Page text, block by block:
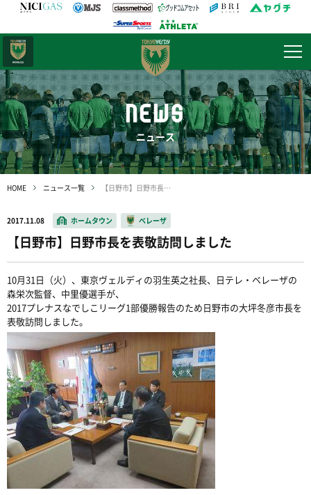
NEWS
ニュース
HOME ニュース一覧 【日野市】日野市長を表敬訪問しました
2017.11.08 ホームタウン ベレーザ
【日野市】日野市長を表敬訪問しました
10月31日（火）、東京ヴェルディの羽生英之社長、日テレ・ベレーザの
森栄次監督、中里優選手が、
2017プレナスなでしこリーグ1部優勝報告のため日野市の大坪冬彦市長を
表敬訪問しました。